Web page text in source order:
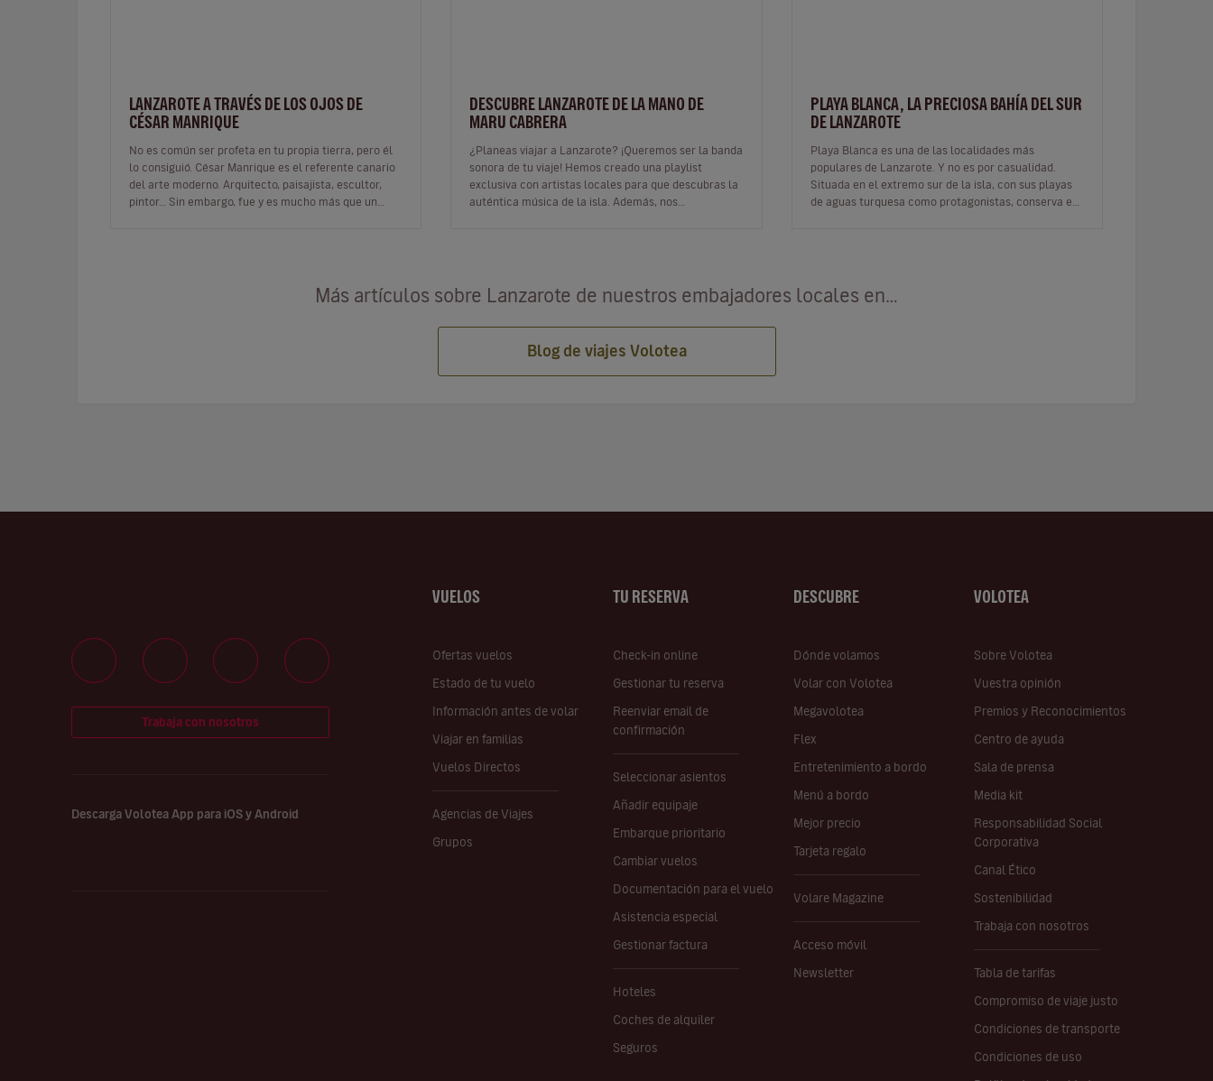
LANZAROTE A TRAVÉS DE LOS OJOS DE
CÉSAR MANRIQUE
No es común ser profeta en tu propia tierra, pero él
lo consiguió. César Manrique es el referente canario
del arte moderno. Arquitecto, paisajista, escultor,
pintor… Sin embargo, fue y es mucho más que un
DESCUBRE LANZAROTE DE LA MANO DE
MARU CABRERA
¿Planeas viajar a Lanzarote? ¡Queremos ser la banda
sonora de tu viaje! Hemos creado una playlist
exclusiva con artistas locales para que descubras la
auténtica música de la isla. Además, nos
PLAYA BLANCA, LA PRECIOSA BAHÍA DEL SUR
DE LANZAROTE
Playa Blanca es una de las localidades más
populares de Lanzarote. Y no es por casualidad.
Situada en el extremo sur de la isla, con sus playas
de aguas turquesa como protagonistas, conserva el
Más artículos sobre Lanzarote de nuestros embajadores locales en…
Blog de viajes Volotea
VUELOS
Ofertas vuelos
Estado de tu vuelo
Información antes de volar
Viajar en familias
Vuelos Directos
Agencias de Viajes
Grupos
TU RESERVA
Check-in online
Gestionar tu reserva
Reenviar email de
confirmación
Seleccionar asientos
Añadir equipaje
Embarque prioritario
Cambiar vuelos
Documentación para el vuelo
Asistencia especial
Gestionar factura
Hoteles
Coches de alquiler
Seguros
DESCUBRE
Dónde volamos
Volar con Volotea
Megavolotea
Flex
Entretenimiento a bordo
Menú a bordo
Mejor precio
Tarjeta regalo
Volare Magazine
Acceso móvil
Newsletter
VOLOTEA
Sobre Volotea
Vuestra opinión
Premios y Reconocimientos
Centro de ayuda
Sala de prensa
Media kit
Responsabilidad Social
Corporativa
Canal Ético
Sostenibilidad
Trabaja con nosotros
Tabla de tarifas
Compromiso de viaje justo
Condiciones de transporte
Condiciones de uso
Trabaja con nosotros
Descarga Volotea App para iOS y Android